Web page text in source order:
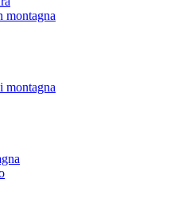
montagna
montagna